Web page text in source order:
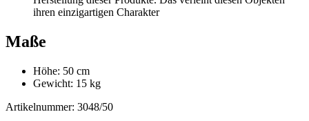
ihren einzigartigen Charakter
Maße
Höhe: 50 cm
Gewicht: 15 kg
Artikelnummer: 3048/50